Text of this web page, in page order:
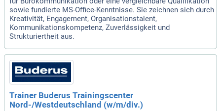
sowie fundierte MS-Office-Kenntnisse. Sie zeichnen sich durch
Kreativität, Engagement, Organisationstalent,
Kommunikationskompetenz, Zuverlässigkeit und
Strukturiertheit aus.
Trainer Buderus Trainingscenter
Nord-/Westdeutschland (w/m/div.)